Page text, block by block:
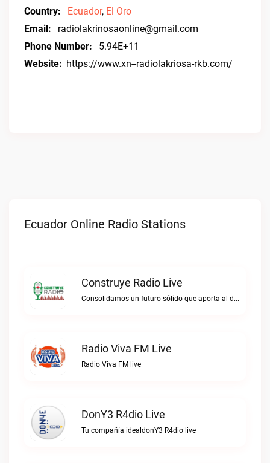
Country:
Ecuador, El Oro
Email:
radiolakrinosaonline@gmail.com
Phone Number:
5.94E+11
Website: https://www.xn--radiolakriosa-rkb.com/
Ecuador Online Radio Stations
Construye Radio Live
Consolidamos un futuro sólido que aporta al desarrollo.Construye Radio live
Radio Viva FM Live
Radio Viva FM live
DonY3 R4dio Live
Tu compañía idealdonY3 R4dio live